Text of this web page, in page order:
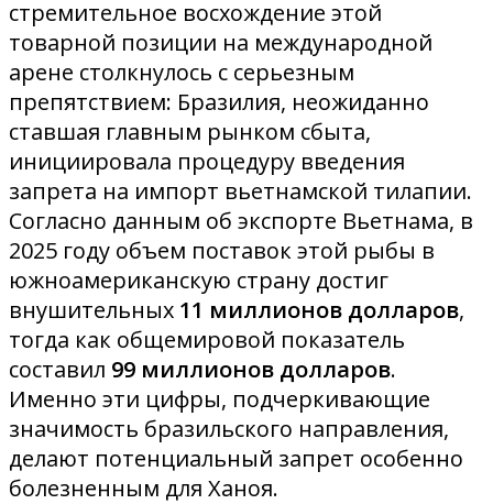
стремительное восхождение этой
товарной позиции на международной
арене столкнулось с серьезным
препятствием: Бразилия, неожиданно
ставшая главным рынком сбыта,
инициировала процедуру введения
запрета на импорт вьетнамской тилапии.
Согласно данным об экспорте Вьетнама, в
2025 году объем поставок этой рыбы в
южноамериканскую страну достиг
внушительных 11 миллионов долларов,
тогда как общемировой показатель
составил 99 миллионов долларов.
Именно эти цифры, подчеркивающие
значимость бразильского направления,
делают потенциальный запрет особенно
болезненным для Ханоя.